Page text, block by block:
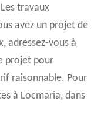
travaux
avez un projet de
adressez-vous à
projet pour
raisonnable. Pour
à Locmaria, dans